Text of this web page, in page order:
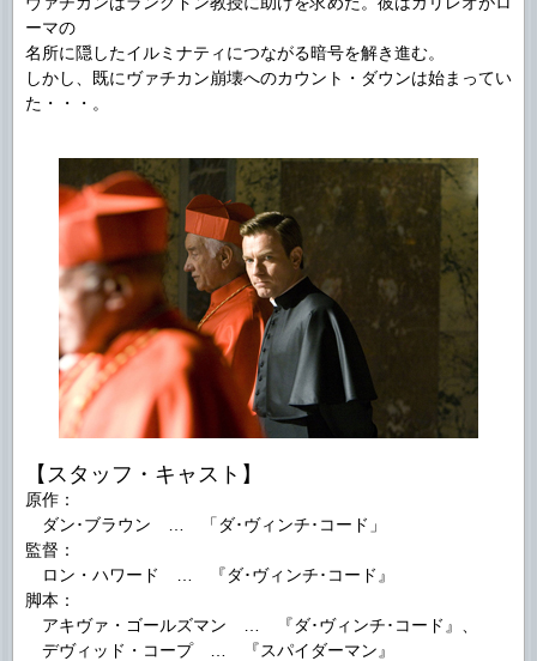
ーマの
名所に隠したイルミナティにつながる暗号を解き進む。
しかし、既にヴァチカン崩壊へのカウント・ダウンは始まってい
た・・・。
【スタッフ・キャスト】
原作：
ダン･ブラウン … 「ダ･ヴィンチ･コード」
監督：
ロン・ハワード … 『ダ･ヴィンチ･コード』
脚本：
アキヴァ・ゴールズマン … 『ダ･ヴィンチ･コード』、
デヴィッド・コープ … 『スパイダーマン』